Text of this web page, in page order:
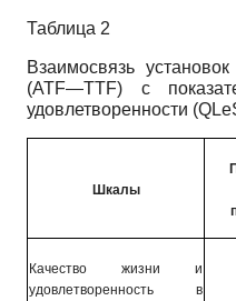
Таблица 2
Взаимосвязь
(ATF—TTF) с
удовлетворенности
Шкалы
Качество жизни и
удовлетворенность в